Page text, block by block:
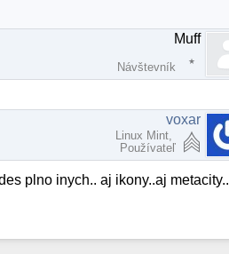
Muff
Návštevník
voxar
Linux Mint,
Používateľ
plno inych.. aj ikony..aj metacity..